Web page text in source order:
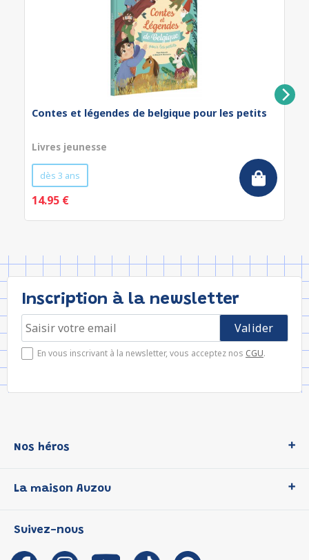
Contes et légendes de belgique pour les petits
Livres jeunesse
dès 3 ans
14.95 €
Inscription à la newsletter
En vous inscrivant à la newsletter, vous acceptez nos CGU.
Nos héros
P'tit Loup
Les Influenceuses
Migali
La maison Auzou
Notre histoire
Auzou s'engage
Suivez-nous